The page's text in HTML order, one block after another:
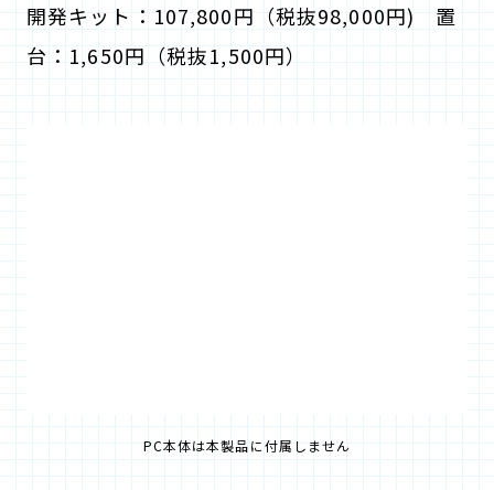
開発キット：107,800円（税抜98,000円) 置
台：1,650円（税抜1,500円）
PC本体は本製品に付属しません